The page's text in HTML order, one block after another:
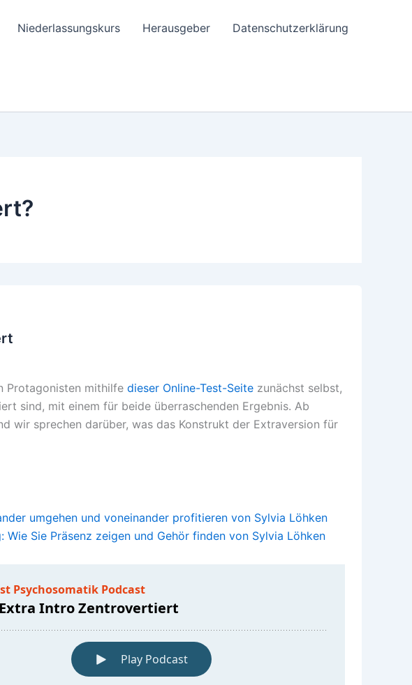
Niederlassungskurs Herausgeber Datenschutzerklärung
Protagonisten mithilfe dieser Online-Test-Seite zunächst selbst,
sind, mit einem für beide überraschenden Ergebnis. Ab
wir sprechen darüber, was das Konstrukt der Extraversion für
umgehen und voneinander profitieren von Sylvia Löhken
Wie Sie Präsenz zeigen und Gehör finden von Sylvia Löhken